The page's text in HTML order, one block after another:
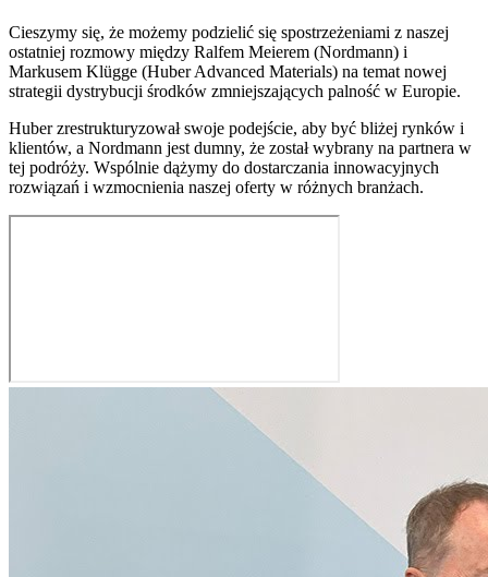
Cieszymy się, że możemy podzielić się spostrzeżeniami z naszej
ostatniej rozmowy między Ralfem Meierem (Nordmann) i
Markusem Klügge (Huber Advanced Materials) na temat nowej
strategii dystrybucji środków zmniejszających palność w Europie.
Huber zrestrukturyzował swoje podejście, aby być bliżej rynków i
klientów, a Nordmann jest dumny, że został wybrany na partnera w
tej podróży. Wspólnie dążymy do dostarczania innowacyjnych
rozwiązań i wzmocnienia naszej oferty w różnych branżach.